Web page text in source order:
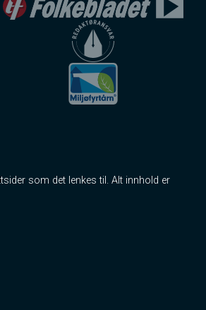
som det lenkes til. Alt innhold er